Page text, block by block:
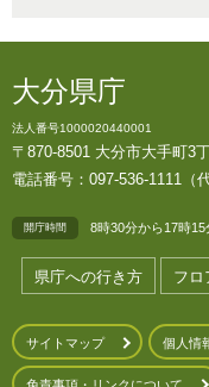
大分県庁
法人番号1000020440001
〒870-8501 大分市大手町3
電話番号：097-536-1111（代
開庁時間 8時30分から17時15
県庁への行き方 フロ
サイトマップ 個人情